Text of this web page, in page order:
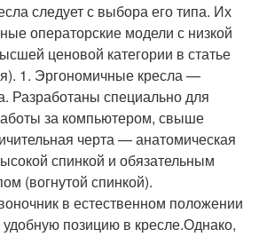
следует с выбора его типа. Их
операторские модели с низкой
ценовой категории в статье
1. Эргономичные кресла —
Разработаны специально для
за компьютером, свыше
черта — анатомическая
спинкой и обязательным
(вогнутой спинкой).
в естественном положении
удобную позицию в кресле.Однако,